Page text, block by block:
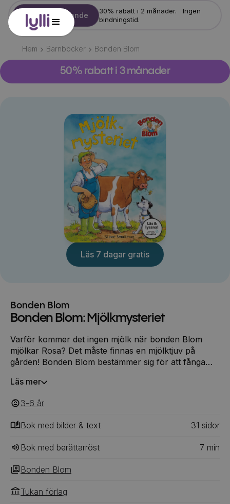
Starta erbjudande
30% rabatt i 2 månader. Ingen
bindningstid.
Hem Barnböcker Bonden Blom
50% rabatt i 3 månader
Läs 7 dagar gratis
Bonden Blom
Bonden Blom: Mjölkmysteriet
Varför kommer det ingen mjölk när bonden Blom
mjölkar Rosa? Det måste finnas en mjölktjuv på
gården! Bonden Blom bestämmer sig för att fånga
Läs mer
3-6 ‎‎ år
Bok med bilder & text 31 ‎‎ sidor
Bok med berättarröst 7 min
Bonden Blom
Tukan förlag